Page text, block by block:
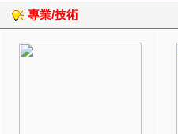
專業/技術